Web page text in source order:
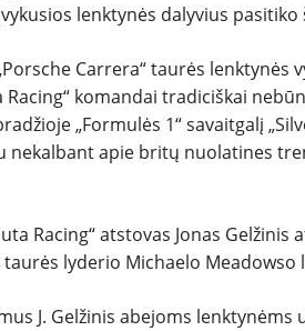
lenktynės dalyvius
Carrera“ taurės lenktynės
Racing“ komandai tradiciškai
„Formulės 1“ savaitgalį
nekalbant apie britų nuolatines
Racing“ atstovas Jonas
lyderio Michaelo Meadowso
J. Gelžinis abejoms